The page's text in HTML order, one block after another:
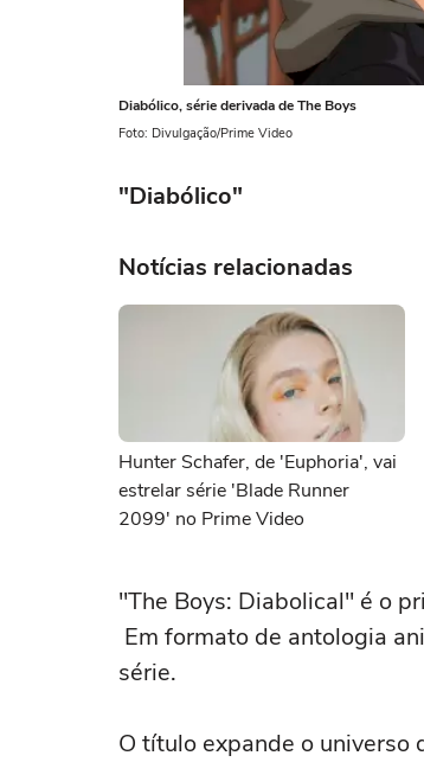
Diabólico, série derivada de The Boys
Foto: Divulgação/Prime Video
"Diabólico"
Notícias relacionadas
Hunter Schafer, de 'Euphoria', vai
estrelar série 'Blade Runner
2099' no Prime Video
"The Boys: Diabolical" é o
Em formato de antologia
série.
O título expande o universo